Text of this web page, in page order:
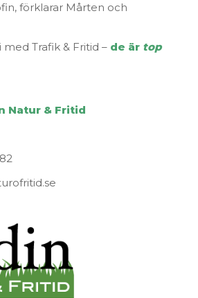
förklarar Mårten och
Trafik & Fritid – de är top
Natur & Fritid